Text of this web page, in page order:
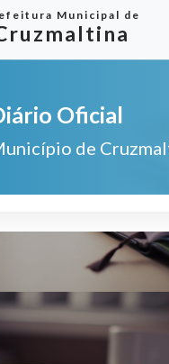
Municipal de
Oficial
de